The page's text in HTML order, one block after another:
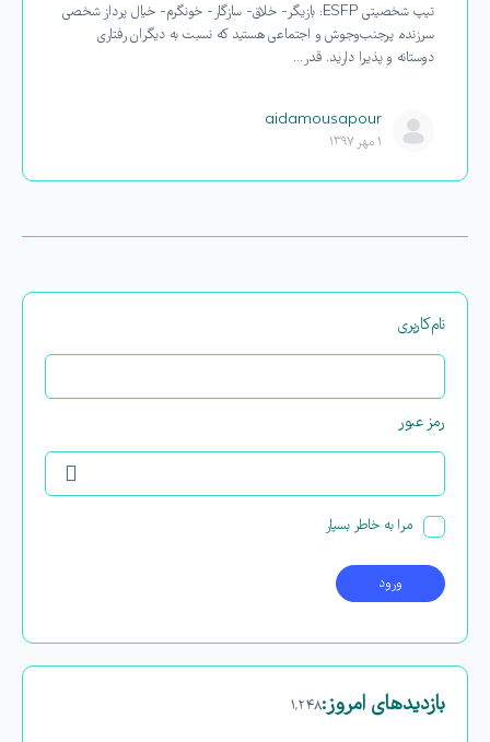
تیپ شخصیتی ESFP: بازیگر- خلاق- سازگار- خونگرم- خیال پرداز شخصی
سرزنده، پرجنب‌وجوش و اجتماعی هستید که نسبت به دیگران رفتاری
دوستانه و پذیرا دارید. قدر…
aidamousapour
۱ مهر ۱۳۹۷
نام‌کاربری
رمز عبور
مرا به خاطر بسپار
بازدیدهای امروز:۱,۲۴۸